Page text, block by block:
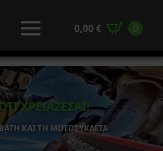
0,00 € 0
ΧΡΕΙΑΖΕΣΑΙ!
ΚΑΙ ΤΗ ΜΟΤΟΣΥΚΛΕΤΑ